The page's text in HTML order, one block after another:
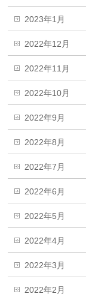
2023年1月
2022年12月
2022年11月
2022年10月
2022年9月
2022年8月
2022年7月
2022年6月
2022年5月
2022年4月
2022年3月
2022年2月